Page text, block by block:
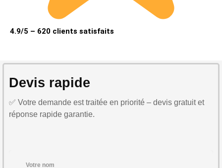
4.9/5 – 620 clients satisfaits
Devis rapide
✅ Votre demande est traitée en priorité – devis gratuit et
réponse rapide garantie.
Votre nom